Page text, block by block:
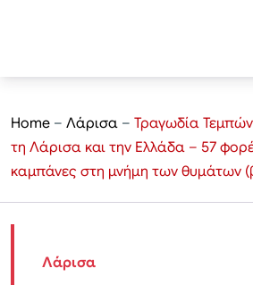
Home – Λάρισα – Τραγωδία
τη Λάρισα και την Ελλάδα – 57
καμπάνες στη μνήμη των θυμάτων
Λάρισα